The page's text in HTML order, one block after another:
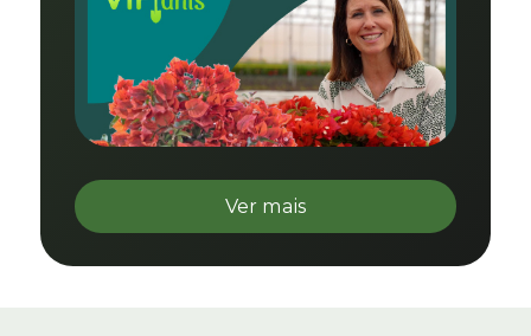
Ver mais